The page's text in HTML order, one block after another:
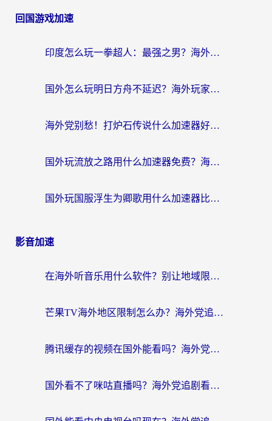
回国游戏加速
印度怎么玩一拳超人：最强之男？海外党国服游戏加速避坑指南
国外怎么玩明日方舟不延迟？海外玩家国服游戏加速终极指南（附DNF梦幻诛仙解决方案）
海外党别愁！打炉石传说什么加速器好用？3个实用技巧解决国服游戏卡顿
国外玩流放之路用什么加速器免费？海外党亲测有效的国服游戏加速指南
国外玩国服浮生为卿歌用什么加速器比较好？海外党亲测不踩坑指南
影音加速
在海外听音乐用什么软件？别让地域限制断了你的华语歌单
芒果TV海外地区限制怎么办？海外党追剧看片的实用加速器选择指南
腾讯缓存的视频在国外能看吗？海外党追剧看片的终极解决方案
国外看不了咪咕直播吗？海外党追剧看片的加速器选择指南